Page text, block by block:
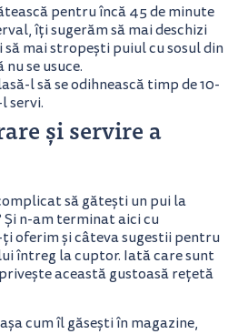
pentru încă 45 de minute
îți sugerăm să mai deschizi
mai stropești puiul cu sosul din
se usuce.
l să se odihnească timp de 10-
servi.
și servire a
să gătești un pui la
n-am terminat aici cu
oferim și câteva sugestii pentru
întreg la cuptor. Iată care sunt
această gustoasă rețetă
cum îl găsești în magazine,